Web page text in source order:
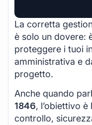
La corretta
è solo un dovere:
proteggere i tuoi
amministrativa e
progetto.
Anche quando
1846, l’obiettivo
controllo,